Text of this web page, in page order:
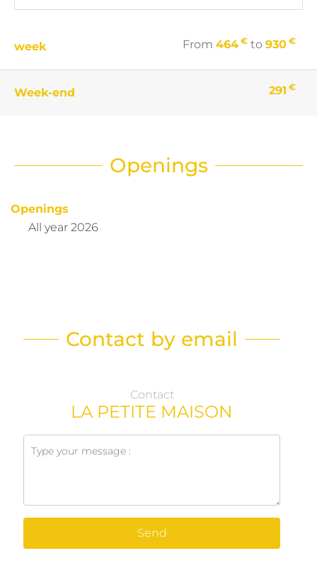
week From 464 € to 930 €
Week-end 291 €
Openings
Openings
All year 2026
Contact by email
Contact
LA PETITE MAISON
Send